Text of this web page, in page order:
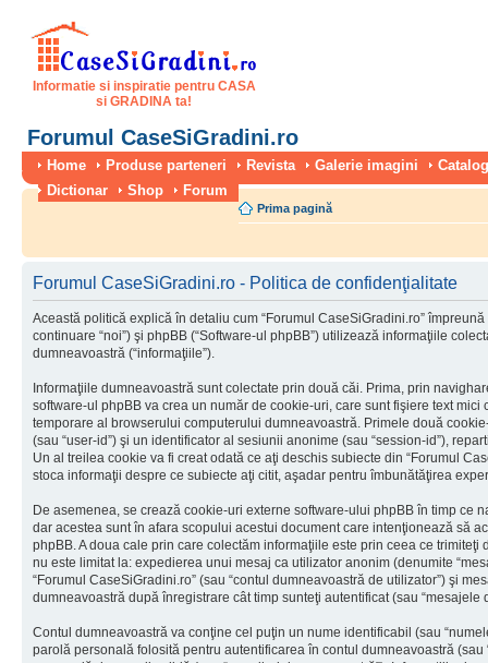
Informatie si inspiratie pentru CASA
si GRADINA ta!
Forumul CaseSiGradini.ro
Home Produse parteneri Revista Galerie imagini
Dictionar
Shop Forum
Prima pagină
Forumul CaseSiGradini.ro - Politica de confidenţialitate
Această politică explică în detaliu cum “Forumul CaseSiGradini.ro”
continuare “noi”) şi phpBB (“Software-ul phpBB”) utilizează informaţiile
dumneavoastră (“informaţiile”).
Informaţiile dumneavoastră sunt colectate prin două căi. Prima, prin
software-ul phpBB va crea un număr de cookie-uri, care sunt fişiere text mici
temporare al browserului computerului dumneavoastră. Primele două
(sau “user-id”) şi un identificator al sesiunii anonime (sau “session-id”),
Un al treilea cookie va fi creat odată ce aţi deschis subiecte din “Forumul
stoca informaţii despre ce subiecte aţi citit, aşadar pentru îmbunătăţirea
De asemenea, se crează cookie-uri externe software-ului phpBB în timp ce
dar acestea sunt în afara scopului acestui document care intenţionează să
phpBB. A doua cale prin care colectăm informaţiile este prin ceea ce trimiteţi
nu este limitat la: expedierea unui mesaj ca utilizator anonim (denumite
“Forumul CaseSiGradini.ro” (sau “contul dumneavoastră de utilizator”) şi
dumneavoastră după înregistrare cât timp sunteţi autentificat (sau “mesajele
Contul dumneavoastră va conţine cel puţin un nume identificabil (sau
parolă personală folosită pentru autentificarea în contul dumneavoastră (sau